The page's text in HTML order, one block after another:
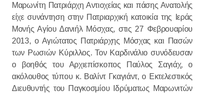
Μαρωνίτη Πατριάρχη Αντιοχείας και πάσης Ανατολής
είχε συνάντηση στην Πατριαρχική κατοικία της Ιεράς
Μονής Αγίου Δανιήλ Μόσχας, στις 27 Φεβρουαρίου
2013, ο Αγιώτατος Πατριάρχης Μόσχας και Πασών
των Ρωσιών Κύριλλος. Τον Καρδινάλιο συνόδευσαν
ο βοηθός του Αρχιεπίσκοπος Παύλος Σαγιάχ, ο
ακόλουθος τύπου κ. Βαλίντ Γκαγιάντ, ο Εκτελεστικός
Διευθυντής του Παγκοσμίου Ιδρύματως Μαρωνιτών